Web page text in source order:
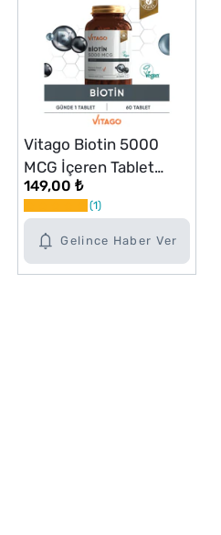
Gelince Haber Ver
Vitago Biotin 5000
MCG İçeren Tablet
Takviye Edici Gıda 60'lı
149,00 ₺
1